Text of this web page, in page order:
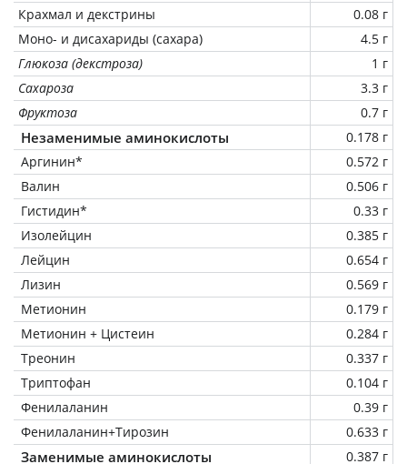
Крахмал и декстрины
0.08 г
Моно- и дисахариды (сахара)
4.5 г
Глюкоза (декстроза)
1 г
Сахароза
3.3 г
Фруктоза
0.7 г
Незаменимые аминокислоты
0.178 г
Аргинин*
0.572 г
Валин
0.506 г
Гистидин*
0.33 г
Изолейцин
0.385 г
Лейцин
0.654 г
Лизин
0.569 г
Метионин
0.179 г
Метионин + Цистеин
0.284 г
Треонин
0.337 г
Триптофан
0.104 г
Фенилаланин
0.39 г
Фенилаланин+Тирозин
0.633 г
Заменимые аминокислоты
0.387 г